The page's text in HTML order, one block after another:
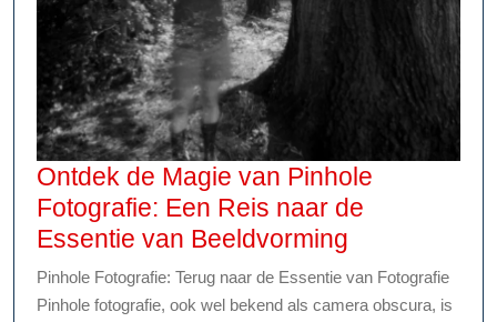
Ontdek de Magie van Pinhole
Fotografie: Een Reis naar de
Essentie van Beeldvorming
de
Magie
Pinhole Fotografie: Terug naar de Essentie van Fotografie
Pinhole fotografie, ook wel bekend als camera obscura, is